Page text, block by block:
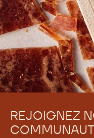
REJOIGNEZ